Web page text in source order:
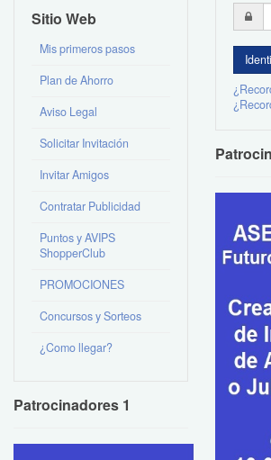
Sitio Web
Mis primeros pasos
Plan de Ahorro
Aviso Legal
Solicitar Invitación
Invitar Amigos
Contratar Publicidad
Puntos y AVIPS
ShopperClub
PROMOCIONES
Concursos y Sorteos
¿Como llegar?
Patrocinadores 1